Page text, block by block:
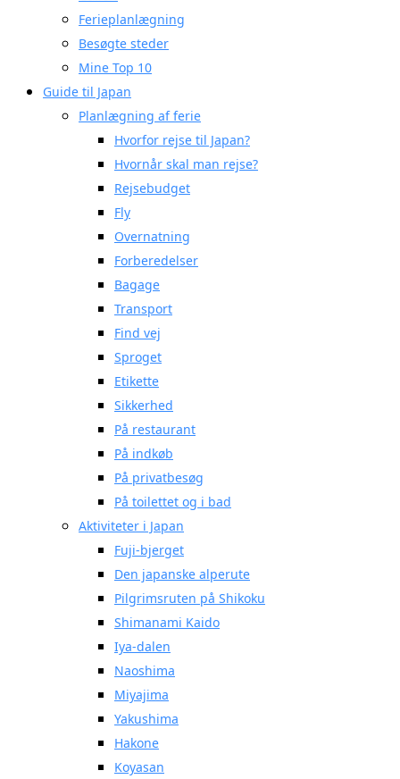
Ferieplanlægning
Besøgte steder
Mine Top 10
Guide til Japan
Planlægning af ferie
Hvorfor rejse til Japan?
Hvornår skal man rejse?
Rejsebudget
Fly
Overnatning
Forberedelser
Bagage
Transport
Find vej
Sproget
Etikette
Sikkerhed
På restaurant
På indkøb
På privatbesøg
På toilettet og i bad
Aktiviteter i Japan
Fuji-bjerget
Den japanske alperute
Pilgrimsruten på Shikoku
Shimanami Kaido
Iya-dalen
Naoshima
Miyajima
Yakushima
Hakone
Koyasan